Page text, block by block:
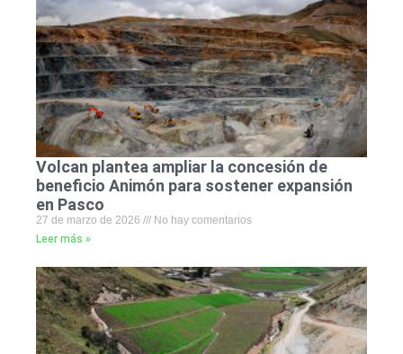
Volcan plantea ampliar la concesión de
beneficio Animón para sostener expansión
en Pasco
27 de marzo de 2026
No hay comentarios
Leer más »